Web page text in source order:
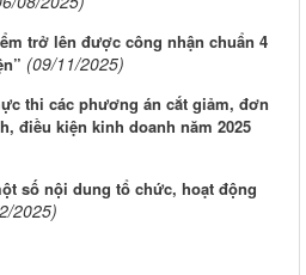
trở lên được công nhận chuẩn 4
(09/11/2025)
thi các phương án cắt giảm, đơn
điều kiện kinh doanh năm 2025
số nội dung tổ chức, hoạt động
2025)